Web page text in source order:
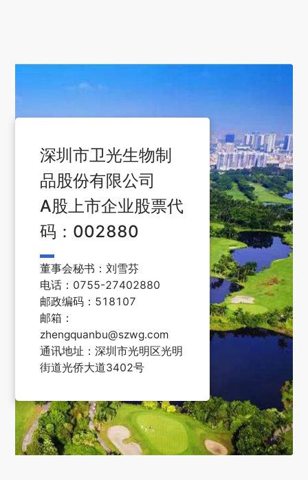
深圳市卫光生物制
品股份有限公司
A股上市企业股票代
码：002880
董事会秘书：刘雪芬
电话：0755-27402880
邮政编码：518107
邮箱：
zhengquanbu@szwg.com
通讯地址：深圳市光明区光明
街道光侨大道3402号